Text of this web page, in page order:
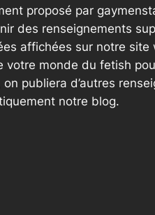
proposé par
des renseignements
affichées sur notre
monde du fetish
publiera d’autres
notre blog.